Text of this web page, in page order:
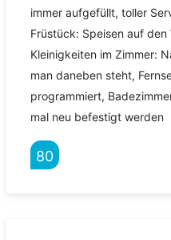
immer aufgefüllt, toller
Früstück: Speisen auf
Kleinigkeiten im Zimmer:
man daneben steht,
programmiert,
mal neu befestigt werden
80